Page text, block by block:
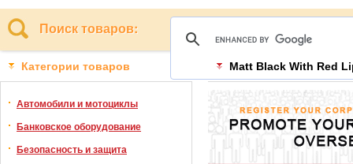
Поиск товаров:
Категории товаров
Автомобили и мотоциклы
Банковское оборудование
Безопасность и защита
Matt Black With Red